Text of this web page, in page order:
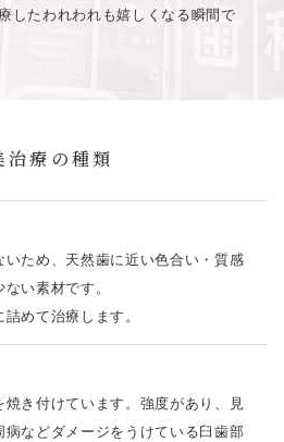
したわれわれも嬉しくなる瞬間で
治療の種類
いため、天然歯に近い色合い・質感
い素材です。
めて治療します。
焼き付けています。強度があり、見
病などダメージをうけている臼歯部